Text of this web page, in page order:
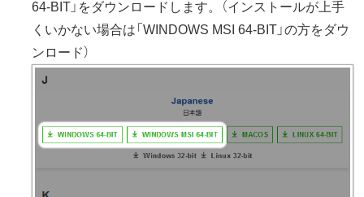
64-BIT」をダウンロードします。（インストールが上手
くいかない場合は「WINDOWS MSI 64-BIT」の方をダウ
ンロード）